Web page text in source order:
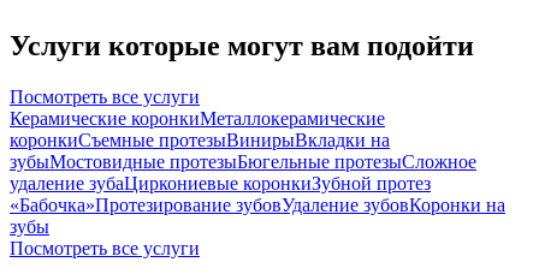
Услуги которые могут вам подойти
Посмотреть все услуги
Керамические коронкиМеталлокерамические
коронкиСъемные протезыВинирыВкладки на
зубыМостовидные протезыБюгельные протезыСложное
удаление зубаЦиркониевые коронкиЗубной протез
«Бабочка»Протезирование зубовУдаление зубовКоронки на
зубы
Посмотреть все услуги